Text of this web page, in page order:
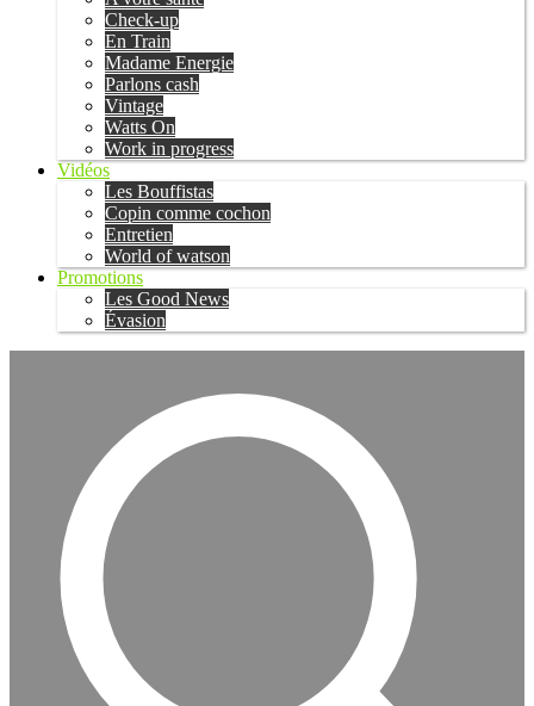
Check-up
En Train
Madame Energie
Parlons cash
Vintage
Watts On
Work in progress
Vidéos
Les Bouffistas
Copin comme cochon
Entretien
World of watson
Promotions
Les Good News
Évasion